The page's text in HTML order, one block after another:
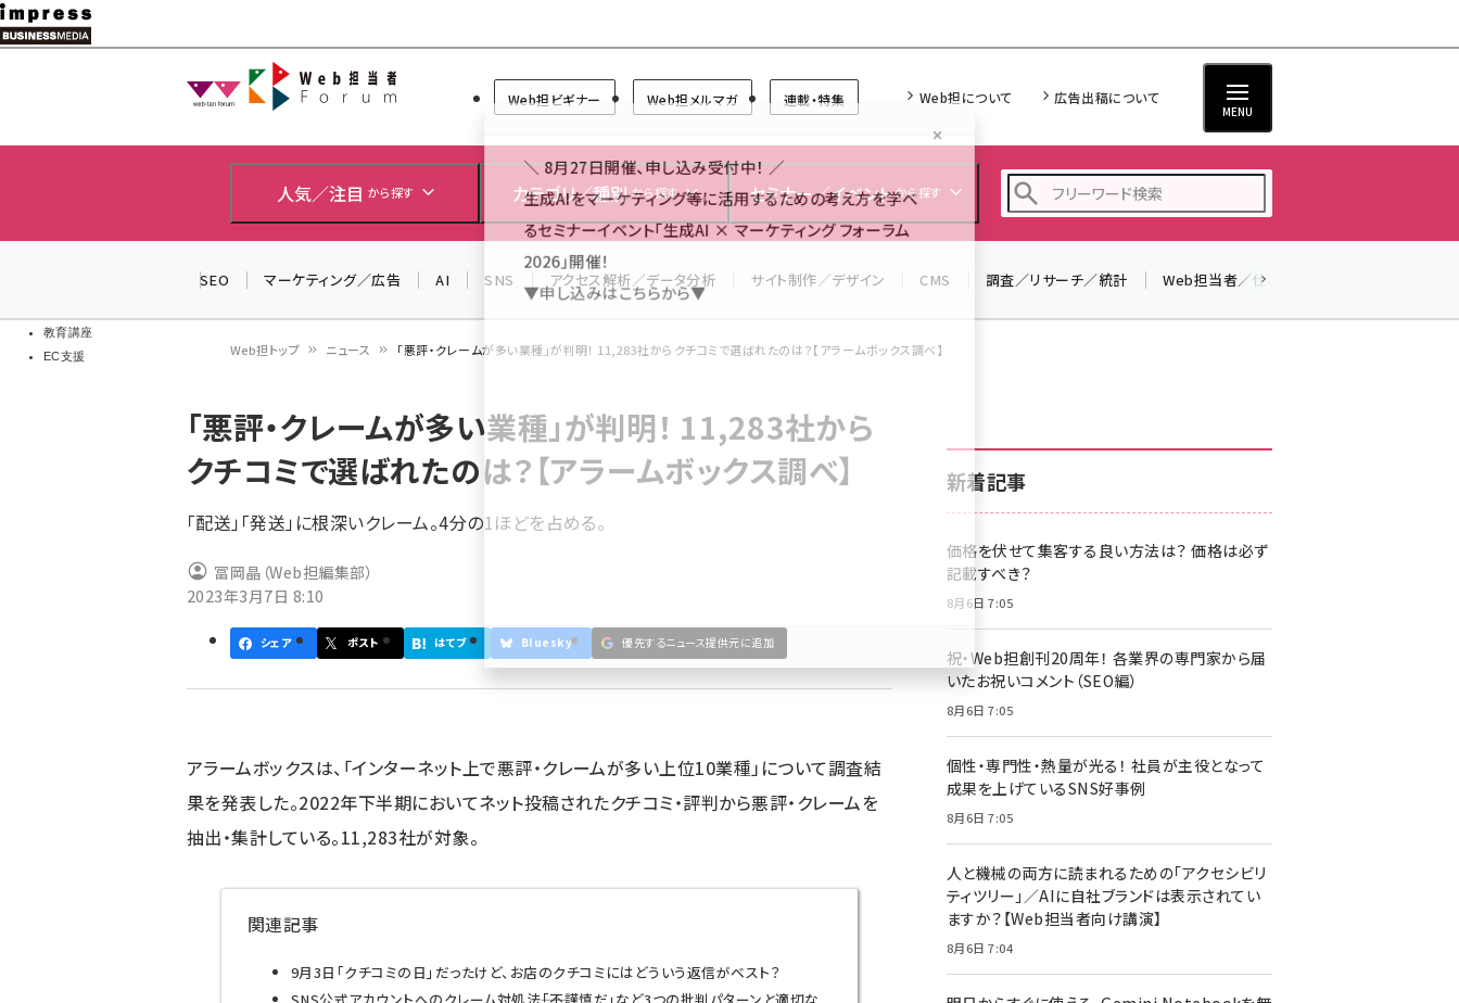
メ
イ
教育講座
EC支援
Web担当者Forum
Web担ビギナー Web担メルマガ 連載・特集 Web担について 広告出稿について
MENU
人気／注目 から探す カテゴリ／種別 から探す セミナー／イベント から探す
z世代 (1622)
meo (1275)
SEO マーケティング／広告 AI SNS アクセス解析／データ分析 サイト制作／デザイン CMS 調査／リサーチ／統計 Web担当者／仕事
ン
く
ず
Web担トップ ニュース 「悪評・クレームが多い業種」が判明！ 11,283社からクチコミで選ばれたのは？【アラームボックス調べ】
「悪評・クレームが多い業種」が判明！ 11,283社から
クチコミで選ばれたのは？【アラームボックス調べ】
「配送」「発送」に根深いクレーム。4分の1ほどを占める。
冨岡晶（Web担編集部）
2023年3月7日 8:10
シェア ポスト はてブ Bluesky 優先するニュース提供元に追加
アラームボックスは、「インターネット上で悪評・クレームが多い上位10業種」について調査結
果を発表した。2022年下半期においてネット投稿されたクチコミ・評判から悪評・クレームを
抽出・集計している。11,283社が対象。
関連記事
9月3日「クチコミの日」だったけど、お店のクチコミにはどういう返信がベスト？
新着記事
価格を伏せて集客する良い方法は？ 価格は必ず
記載すべき？
8月6日 7:05
祝・Web担創刊20周年！ 各業界の専門家から届
いたお祝いコメント（SEO編）
8月6日 7:05
個性・専門性・熱量が光る！ 社員が主役となって
成果を上げているSNS好事例
8月6日 7:05
人と機械の両方に読まれるための「アクセシビリ
ティツリー」／AIに自社ブランドは表示されてい
ますか？【Web担当者向け講演】
8月6日 7:04
＼ 8月27日開催、申し込み受付中！ ／
生成AIをマーケティング等に活用するための考え方を学べ
るセミナーイベント「生成AI × マーケティング フォーラム
2026」開催！
▼申し込みはこちらから▼